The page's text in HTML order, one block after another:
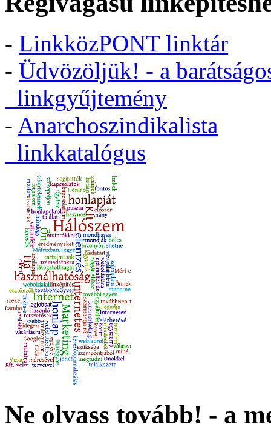
- LinkközPONT linktár
- Üdvözöljük! - a
linkgyűjtemény
- Anarchoszindikalista
linkkatalógus
Ne olvass tovább! - a